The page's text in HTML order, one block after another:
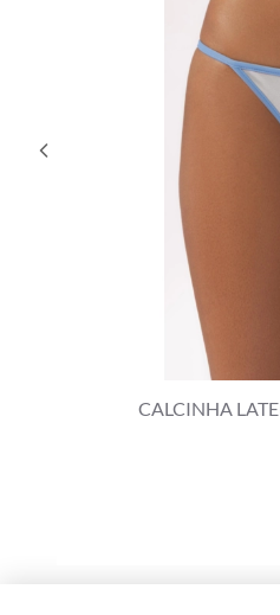
CALCINHA ASA